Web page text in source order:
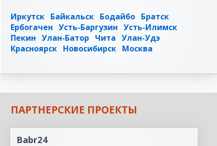
Иркутск Байкальск Бодайбо Братск
Ербогачен Усть-Баргузин Усть-Илимск
Пекин Улан-Батор Чита Улан-Удэ
Красноярск Новосибирск Москва
ПАРТНЕРСКИЕ ПРОЕКТЫ
Babr24